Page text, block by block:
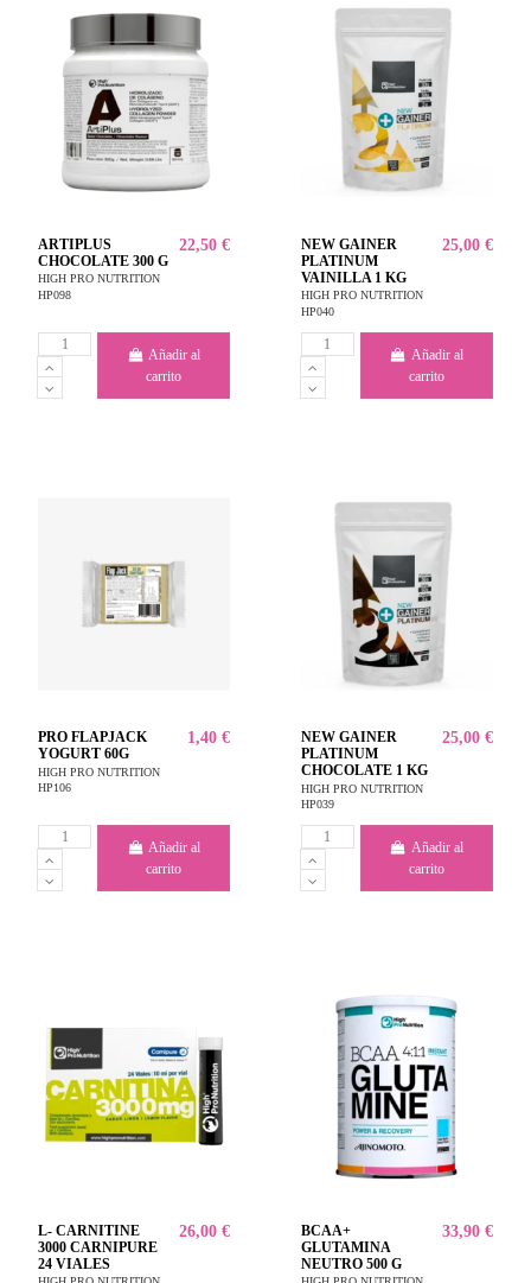
ARTIPLUS
CHOCOLATE 300 G
HIGH PRO NUTRITION
HP098
22,50 €
Añadir al
carrito
NEW GAINER
PLATINUM
VAINILLA 1 KG
HIGH PRO NUTRITION
HP040
25,00 €
Añadir al
carrito
PRO FLAPJACK
YOGURT 60G
HIGH PRO NUTRITION
HP106
1,40 €
Añadir al
carrito
NEW GAINER
PLATINUM
CHOCOLATE 1 KG
HIGH PRO NUTRITION
HP039
25,00 €
Añadir al
carrito
L- CARNITINE
3000 CARNIPURE
24 VIALES
26,00 €
BCAA+
GLUTAMINA
NEUTRO 500 G
33,90 €